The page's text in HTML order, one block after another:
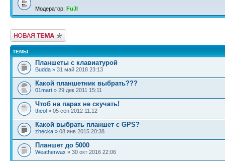
Модератор: FuJI
Новая тема
ТЕМЫ
Планшеты с клавиатурой
Budda » 31 май 2018 23:13
Какой планшетник выбрать???
01mart » 29 дек 2011 15:11
Чтоб на парах не скучать!
theol » 05 сен 2012 11:12
Какой выбрать планшет с GPS?
zhecka » 08 янв 2015 20:38
Планшет до 5000
Weatherwax » 30 окт 2016 22:06